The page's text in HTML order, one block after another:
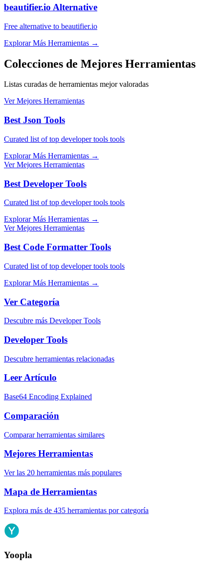
beautifier.io Alternative
Free alternative to beautifier.io
Explorar Más Herramientas →
Colecciones de Mejores Herramientas
Listas curadas de herramientas mejor valoradas
Ver Mejores Herramientas
Best Json Tools
Curated list of top developer tools tools
Explorar Más Herramientas →
Ver Mejores Herramientas
Best Developer Tools
Curated list of top developer tools tools
Explorar Más Herramientas →
Ver Mejores Herramientas
Best Code Formatter Tools
Curated list of top developer tools tools
Explorar Más Herramientas →
Ver Categoría
Descubre más Developer Tools
Developer Tools
Descubre herramientas relacionadas
Leer Artículo
Base64 Encoding Explained
Comparación
Comparar herramientas similares
Mejores Herramientas
Ver las 20 herramientas más populares
Mapa de Herramientas
Explora más de 435 herramientas por categoría
Yoopla